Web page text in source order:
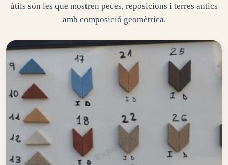
útils són les que mostren peces, reposicions i terres antics
amb composició geomètrica.